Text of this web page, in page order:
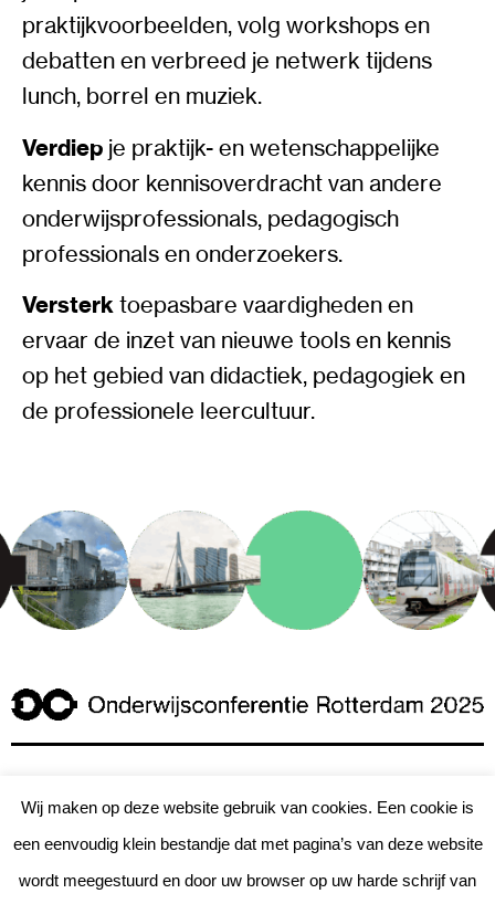
praktijkvoorbeelden, volg workshops en
debatten en verbreed je netwerk tijdens
lunch, borrel en muziek.
Verdiep je praktijk- en wetenschappelijke
kennis door kennisoverdracht van andere
onderwijsprofessionals, pedagogisch
professionals en onderzoekers.
Versterk toepasbare vaardigheden en
ervaar de inzet van nieuwe tools en kennis
op het gebied van didactiek, pedagogiek en
de professionele leercultuur.
Een initiatief van de
Wij maken op deze website gebruik van cookies. Een cookie is
een eenvoudig klein bestandje dat met pagina’s van deze website
wordt meegestuurd en door uw browser op uw harde schrijf van